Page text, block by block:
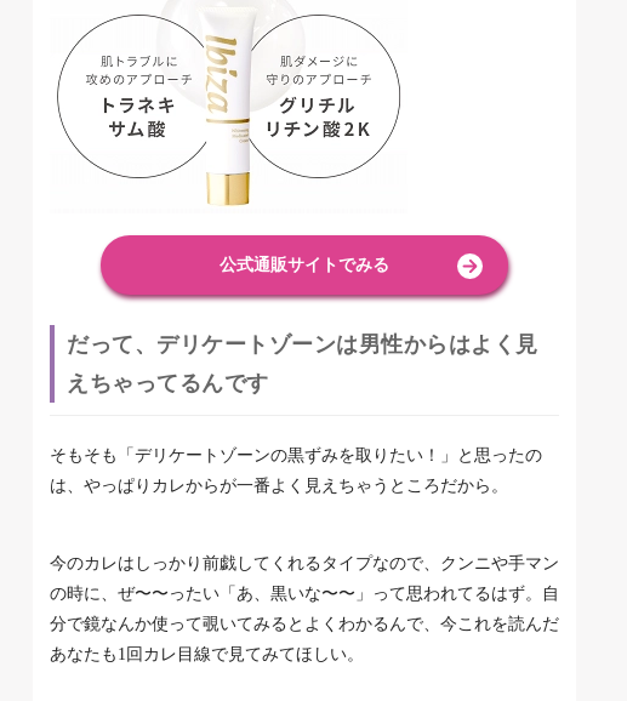
公式通販サイトでみる
だって、デリケートゾーンは男性からはよく見
えちゃってるんです
そもそも「デリケートゾーンの黒ずみを取りたい！」と思ったの
は、やっぱりカレからが一番よく見えちゃうところだから。
今のカレはしっかり前戯してくれるタイプなので、クンニや手マン
の時に、ぜ〜〜ったい「あ、黒いな〜〜」って思われてるはず。自
分で鏡なんか使って覗いてみるとよくわかるんで、今これを読んだ
あなたも1回カレ目線で見てみてほしい。